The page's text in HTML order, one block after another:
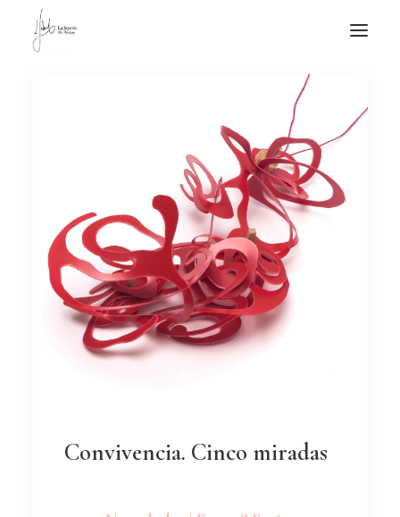
QUIÉN SOY
Convivencia. Cinco miradas